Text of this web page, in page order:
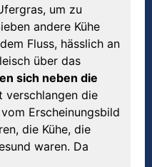
um zu
andere Kühe
Fluss, hässlich an
über das
sich neben die
verschlangen die
Erscheinungsbild
die Kühe, die
waren. Da